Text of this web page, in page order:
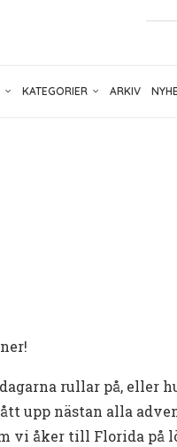
KATEGORIER ARKIV
rullar på, eller
upp nästan alla
vi åker till Florida på